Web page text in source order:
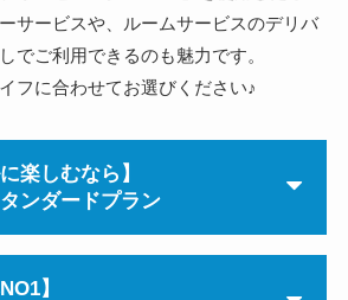
サービスや、ルームサービスのデリバ
でご利用できるのも魅力です。
フに合わせてお選びください♪
楽しむなら】
ンダードプラン
】